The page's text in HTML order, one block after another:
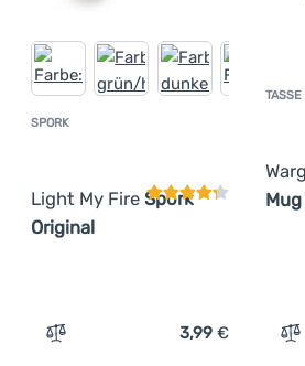
SPORK
Light My Fire Spork
Original
Zum Vergleich 'Spork Light My
3,99 €
TASSE
Warg